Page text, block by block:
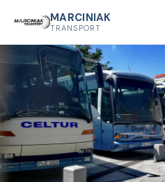
MARCINIAK
TRANSPORT